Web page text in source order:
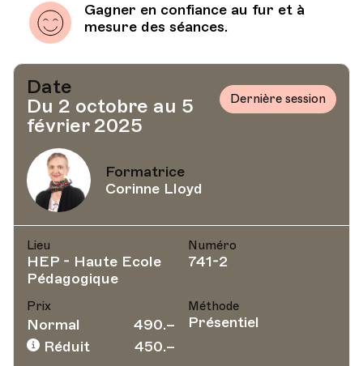
Gagner en confiance au fur et à
mesure des séances.
Date
Du 2 octobre au 5
février 2025
Dernière session
Formatrice
Corinne Lloyd
Lieu
HEP - Haute Ecole
Pédagogique
Numéro
741-2
Prix
Normal
490.–
Réduit
450.–
Méthode
Présentiel